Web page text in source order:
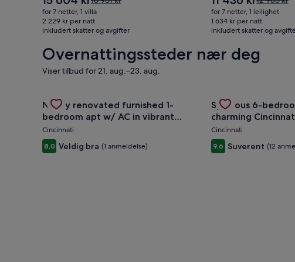
er
15 604 kr
var
16 951 kr.
Se
informasjon
om
standardpris.
for 7 netter, 1 villa
2 229 kr per natt
inkludert skatter og avgifter
er
11 436 kr
var
12 985 kr.
Se
informasjon
om
for 7 netter, 1 leilighet
1 634 kr per natt
inkludert skatter og
Overnattingssteder nær deg
Viser tilbud for 21. aug.–23. aug.
Gallery
Carousel
Newly renovated furnished 1-
bedroom apt w/ AC in vibrant
Westwood Cincinnati
Cincinnati
8,0 Veldig bra (1 anmeldelse)
Gallery
Carousel
Spacious 6-
charming
Cincinnati
9,6 Suverent (12